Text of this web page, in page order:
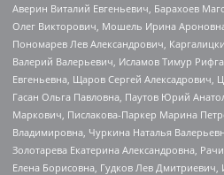
Аверин Виталий Евгеньевич, Барахоев
Олег Викторович, Мошель Ирина
Пономарев Лев Александрович,
Валерий Валерьевич, Исламов Тимур
Евгеньевна, Щаров Сергей Алексадрович,
Гасан Ольга Павловна, Паутов Юрий
Маркович, Пислакова-Паркер Марина
Владимировна, Чуркина Наталья
Золотарева Екатерина Александровна,
Елена Борисовна, Гудков Лев